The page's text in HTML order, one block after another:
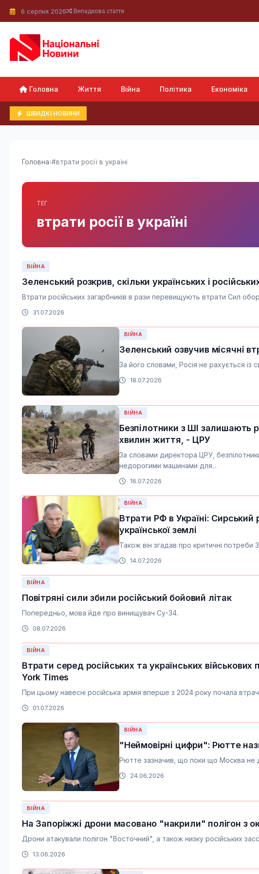
6 серпня 2026 Випадкова стаття
Головна Життя Війна Політика Економіка
ШВИДКІ НОВИНИ
Головна›#втрати росії в україні
ТЕГ
втрати росії в україні
ВІЙНА
Зеленський розкрив, скільки українських і
Втрати російських загарбників в рази перевищують втрати Сил
31.07.2026
ВІЙНА
Зеленський озвучив місячні
За його словами, Росія не рахується із
18.07.2026
ВІЙНА
Безпілотники з ШІ залишають
хвилин життя, - ЦРУ
За словами директора ЦРУ,
недорогими машинами для...
16.07.2026
ВІЙНА
Втрати РФ в Україні: Сирський
української землі
Також він згадав про критичні
14.07.2026
ВІЙНА
Повітряні сили збили російський бойовий літак
Попередньо, мова йде про винищувач Су-34.
08.07.2026
ВІЙНА
Втрати серед російських та українських
York Times
При цьому навесні російська армія вперше з 2024 року почала
01.07.2026
ВІЙНА
"Неймовірні цифри": Рютте
Рютте зазначив, що поки що Москва не
24.06.2026
ВІЙНА
На Запоріжжі дрони масовано "накрили" полігон з
Дрони атакували полігон "Восточний", а також низку російських
13.06.2026